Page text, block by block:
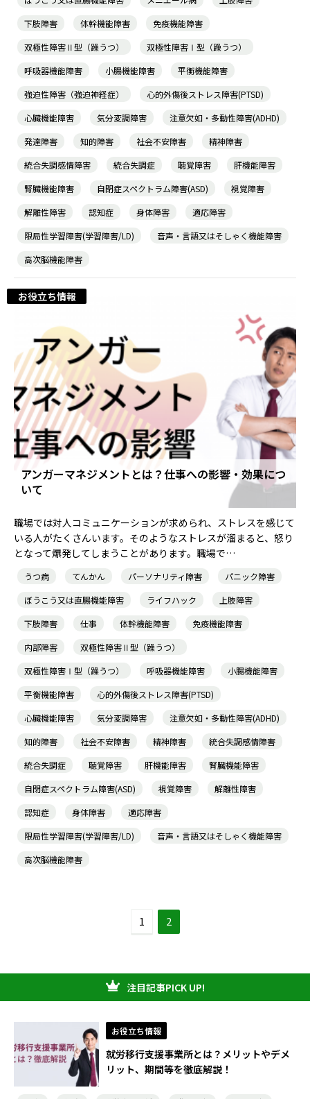
下肢障害
体幹機能障害
免疫機能障害
双極性障害Ⅱ型（躁うつ）
双極性障害Ⅰ型（躁うつ）
呼吸器機能障害
小腸機能障害
平衡機能障害
強迫性障害（強迫神経症）
心的外傷後ストレス障害(PTSD)
心臓機能障害
気分変調障害
注意欠如・多動性障害(ADHD)
発達障害
知的障害 社会不安障害
精神障害
統合失調感情障害
統合失調症 聴覚障害
肝機能障害
腎臓機能障害
自閉症スペクトラム障害(ASD)
視覚障害
解離性障害
認知症 身体障害
適応障害
限局性学習障害(学習障害/LD)
音声・言語又はそしゃく機能障害
高次脳機能障害
お役立ち情報
アンガーマネジメントとは？仕事への影響・効果につ
いて
職場では対人コミュニケーションが求められ、ストレスを感じて
いる人がたくさんいます。そのようなストレスが溜まると、怒り
となって爆発してしまうことがあります。職場で…
うつ病 てんかん パーソナリティ障害
パニック障害
ぼうこう又は直腸機能障害
ライフハック
上肢障害
下肢障害
仕事 体幹機能障害
免疫機能障害
内部障害
双極性障害Ⅱ型（躁うつ）
双極性障害Ⅰ型（躁うつ）
呼吸器機能障害
小腸機能障害
平衡機能障害
心的外傷後ストレス障害(PTSD)
心臓機能障害
気分変調障害
注意欠如・多動性障害(ADHD)
知的障害
社会不安障害 精神障害
統合失調感情障害
統合失調症
聴覚障害 肝機能障害
腎臓機能障害
自閉症スペクトラム障害(ASD)
視覚障害
解離性障害
認知症
身体障害
適応障害
限局性学習障害(学習障害/LD)
音声・言語又はそしゃく機能障害
高次脳機能障害
1 2
注目記事PICK UP!
お役立ち情報
就労移行支援事業所とは？メリットやデメ
リット、期間等を徹底解説！